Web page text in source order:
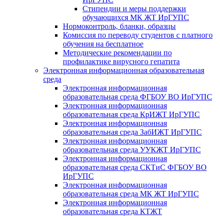
Стипендии и меры поддержки
обучающихся МК ЖТ ИрГУПС
Нормоконтроль, бланки, образцы
Комиссия по переводу студентов с платного
обучения на бесплатное
Методические рекомендации по
профилактике вирусного гепатита
Электронная информационная образовательная
среда
Электронная информационная
образовательная среда ФГБОУ ВО ИрГУПС
Электронная информационная
образовательная среда КрИЖТ ИрГУПС
Электронная информационная
образовательная среда ЗабИЖТ ИрГУПС
Электронная информационная
образовательная среда УУКЖТ ИрГУПС
Электронная информационная
образовательная среда СКТиС ФГБОУ ВО
ИрГУПС
Электронная информационная
образовательная среда МК ЖТ ИрГУПС
Электронная информационная
образовательная среда КТЖТ